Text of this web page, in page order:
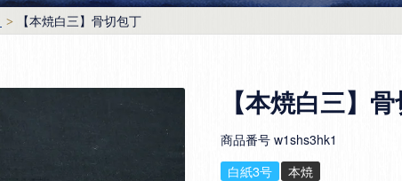
【本焼白三】骨切包丁
【本焼白三】
商品番号 w1shs3hk1
白紙3号 本焼